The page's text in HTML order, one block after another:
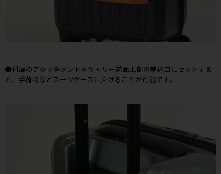
●付属のアタッチメントをキャリー前面上部の差込口にセットする
と、手荷物などスーツケースに掛けることが可能です。